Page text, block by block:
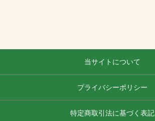
当サイトについて
プライバシーポリシー
特定商取引法に基づく表記